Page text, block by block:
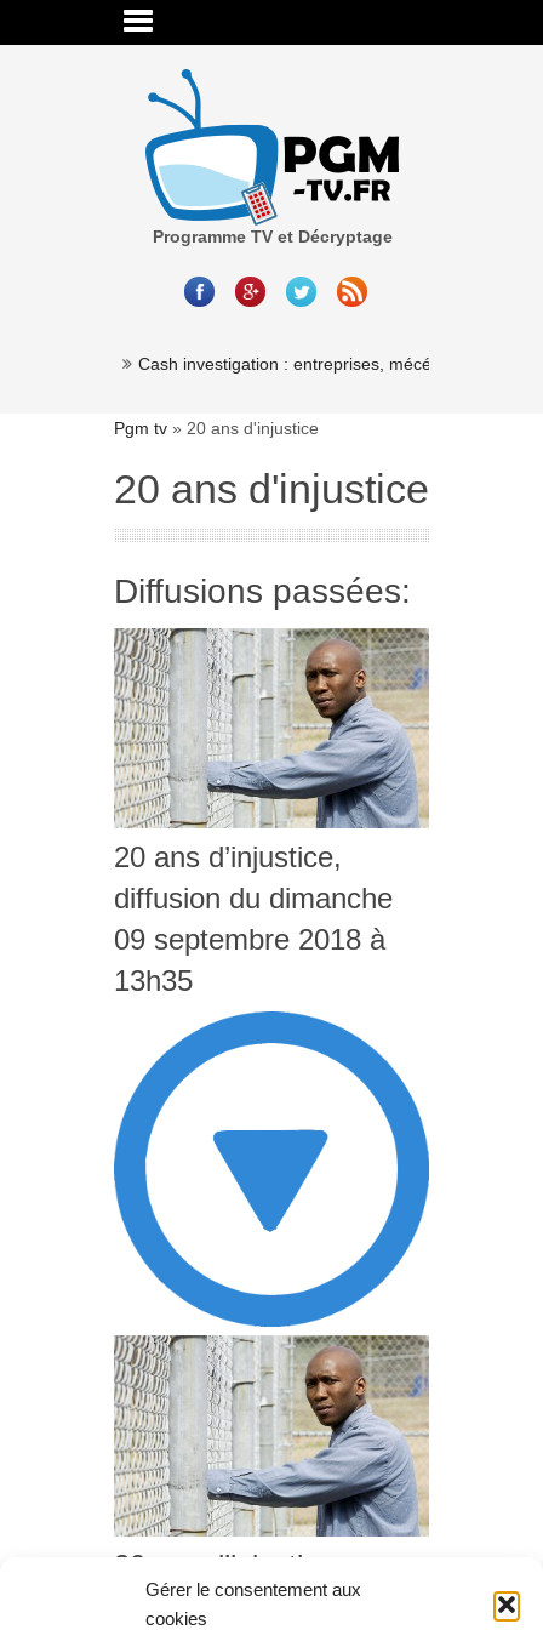
Gérer le consentement aux
cookies
Programme TV et Décryptage
Cash investigation : entreprises, mécénat,
Pgm tv » 20 ans d'injustice
20 ans d'injustice
Diffusions passées:
20 ans d’injustice,
diffusion du dimanche
09 septembre 2018 à
13h35
20 ans d’injustice,
diffusion du samedi 24